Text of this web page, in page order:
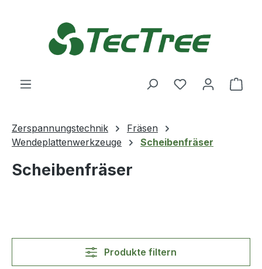
Du hast 0
Zerspannungstechnik
Fräsen
Wendeplattenwerkzeuge
Scheibenfräser
Scheibenfräser
Produkte filtern